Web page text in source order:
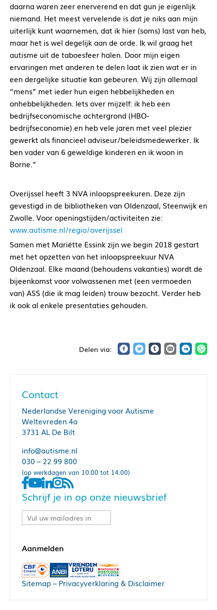
daarna waren zeer enerverend en dat gun je eigenlijk
niemand. Het meest vervelende is dat je niks aan mijn
uiterlijk kunt waarnemen, dat ik hier (soms) last van heb,
maar het is wel degelijk aan de orde. Ik wil graag het
autisme uit de taboesfeer halen. Door mijn eigen
ervaringen met anderen te delen laat ik zien wat er in
een dergelijke situatie kan gebeuren. Wij zijn allemaal
“mens” met ieder hun eigen hebbelijkheden en
onhebbelijkheden. Iets over mijzelf: ik heb een
bedrijfseconomische achtergrond (HBO-
bedrijfseconomie) en heb vele jaren met veel plezier
gewerkt als financieel adviseur/beleidsmedewerker. Ik
ben vader van 6 geweldige kinderen en ik woon in
Borne.”
Overijssel heeft 3 NVA inloopspreekuren. Deze zijn
gevestigd in de bibliotheken van Oldenzaal, Steenwijk en
Zwolle. Voor openingstijden/activiteiten zie:
www.autisme.nl/regio/overijssel
Samen met Mariëtte Essink zijn we begin 2018 gestart
met het opzetten van het inloopspreekuur NVA
Oldenzaal. Elke maand (behoudens vakanties) wordt de
bijeenkomst voor volwassenen met (een vermoeden
van) ASS (die ik mag leiden) trouw bezocht. Verder heb
ik ook al enkele presentaties gehouden.
Contact
Nederlandse Vereniging voor Autisme
Weltevreden 4a
3731 AL De Bilt
info@autisme.nl
030 – 22 99 800
(op werkdagen van 10.00 tot 14.00)
Schrijf je in op onze nieuwsbrief
Sitemap– Privacyverklaring & Disclaimer